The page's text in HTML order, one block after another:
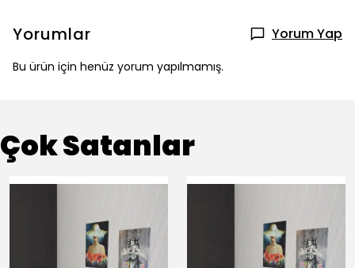
Yorumlar Yorum Yap
Bu ürün için henüz yorum yapılmamış.
Çok Satanlar